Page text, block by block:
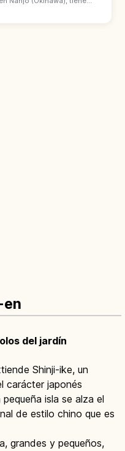
con 890 m abiertos en
en
del jardín
Shinji-ike, un
carácter japonés
isla se alza el
de estilo chino que es
grandes y pequeños,